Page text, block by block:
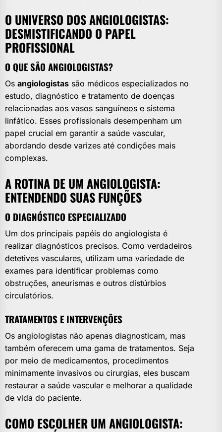
O UNIVERSO DOS ANGIOLOGISTAS:
DESMISTIFICANDO O PAPEL
PROFISSIONAL
O QUE SÃO ANGIOLOGISTAS?
Os angiologistas são médicos especializados no
estudo, diagnóstico e tratamento de doenças
relacionadas aos vasos sanguíneos e sistema
linfático. Esses profissionais desempenham um
papel crucial em garantir a saúde vascular,
abordando desde varizes até condições mais
complexas.
A ROTINA DE UM ANGIOLOGISTA:
ENTENDENDO SUAS FUNÇÕES
O DIAGNÓSTICO ESPECIALIZADO
Um dos principais papéis do angiologista é
realizar diagnósticos precisos. Como verdadeiros
detetives vasculares, utilizam uma variedade de
exames para identificar problemas como
obstruções, aneurismas e outros distúrbios
circulatórios.
TRATAMENTOS E INTERVENÇÕES
Os angiologistas não apenas diagnosticam, mas
também oferecem uma gama de tratamentos. Seja
por meio de medicamentos, procedimentos
minimamente invasivos ou cirurgias, eles buscam
restaurar a saúde vascular e melhorar a qualidade
de vida do paciente.
COMO ESCOLHER UM ANGIOLOGISTA: